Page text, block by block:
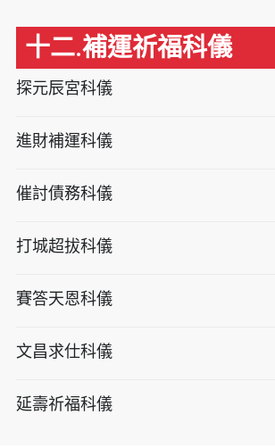
十二.補運祈福科儀
探元辰宮科儀
進財補運科儀
催討債務科儀
打城超拔科儀
賽答天恩科儀
文昌求仕科儀
延壽祈福科儀